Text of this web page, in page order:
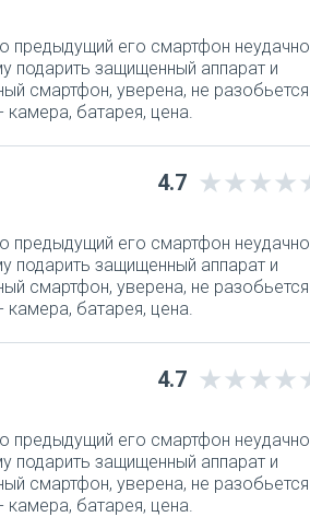
предыдущий его смартфон неудачно
подарить защищенный аппарат и
смартфон, уверена, не разобьется
камера, батарея, цена.
4.7
предыдущий его смартфон неудачно
подарить защищенный аппарат и
смартфон, уверена, не разобьется
камера, батарея, цена.
4.7
предыдущий его смартфон неудачно
подарить защищенный аппарат и
смартфон, уверена, не разобьется
камера, батарея, цена.